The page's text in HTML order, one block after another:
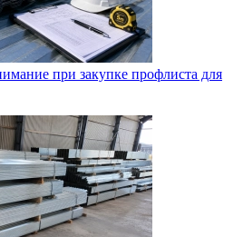
при закупке профлиста для